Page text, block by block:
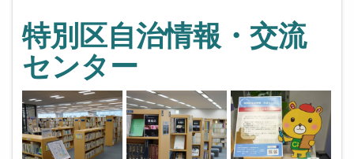
特別区自治情報・交流
センター